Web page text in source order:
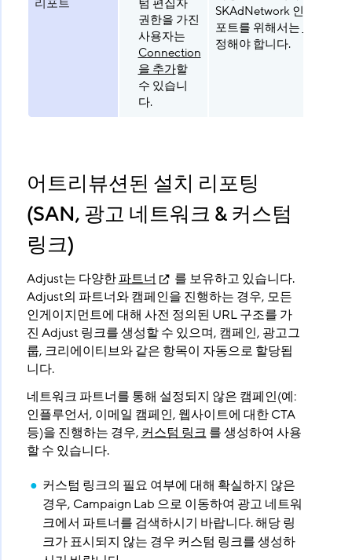
리포트
텀 편집자
권한을 가진
사용자는
Connection
을 추가할
수 있습니
다.
SKAdNetwork 인앱 이벤
포트를 위해서는
정해야 합니다.
어트리뷰션된 설치 리포팅
(SAN, 광고 네트워크 & 커스텀
링크)
Adjust는 다양한파트너
를 보유하고 있습니다.
Adjust의 파트너와 캠페인을 진행하는 경우, 모든
인게이지먼트에 대해 사전 정의된 URL 구조를 가
진 Adjust 링크를 생성할 수 있으며, 캠페인, 광고그
룹, 크리에이티브와 같은 항목이 자동으로 할당됩
니다.
네트워크 파트너를 통해 설정되지 않은 캠페인(예:
인플루언서, 이메일 캠페인, 웹사이트에 대한 CTA
등)을 진행하는 경우, 커스텀 링크 를 생성하여 사용
할 수 있습니다.
커스텀 링크의 필요 여부에 대해 확실하지 않은
경우, Campaign Lab 으로 이동하여 광고 네트워
크에서 파트너를 검색하시기 바랍니다. 해당 링
크가 표시되지 않는 경우 커스텀 링크를 생성하